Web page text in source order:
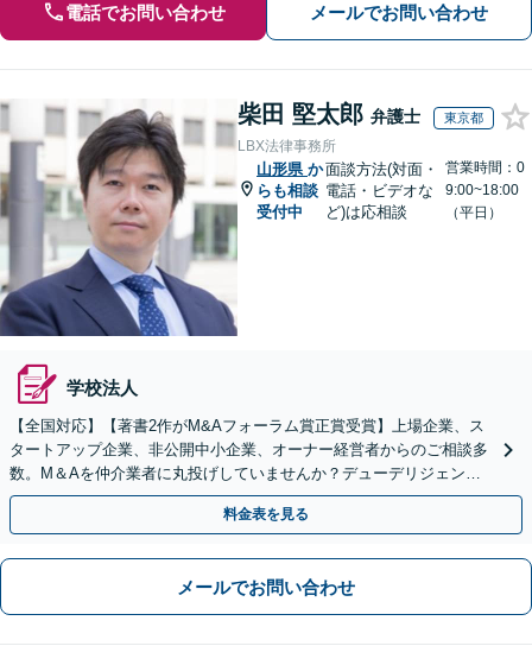
電話でお問い合わせ メールでお問い合わせ
柴田 堅太郎 弁護士 東京都
LBX法律事務所
山形県 か
らも相談
受付中
面談方法(対面・
電話・ビデオな
ど)は応相談
営業時間：0
9:00~18:00
（平日）
学校法人
【全国対応】【著書2作がM&Aフォーラム賞正賞受賞】上場企業、ス
タートアップ企業、非公開中小企業、オーナー経営者からのご相談多
数。M＆Aを仲介業者に丸投げしていませんか？デューデリジェンス
や契約書作成・交渉はお任せください【初回無料】
料金表を見る
メールでお問い合わせ